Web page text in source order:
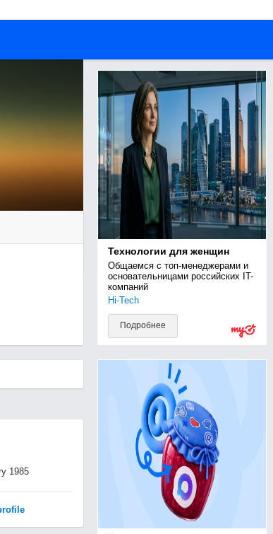
1985
Технологии для женщин
Общаемся с топ-менеджерами и
основательницами российских IT-
компаний
Hi-Tech
Подробнее